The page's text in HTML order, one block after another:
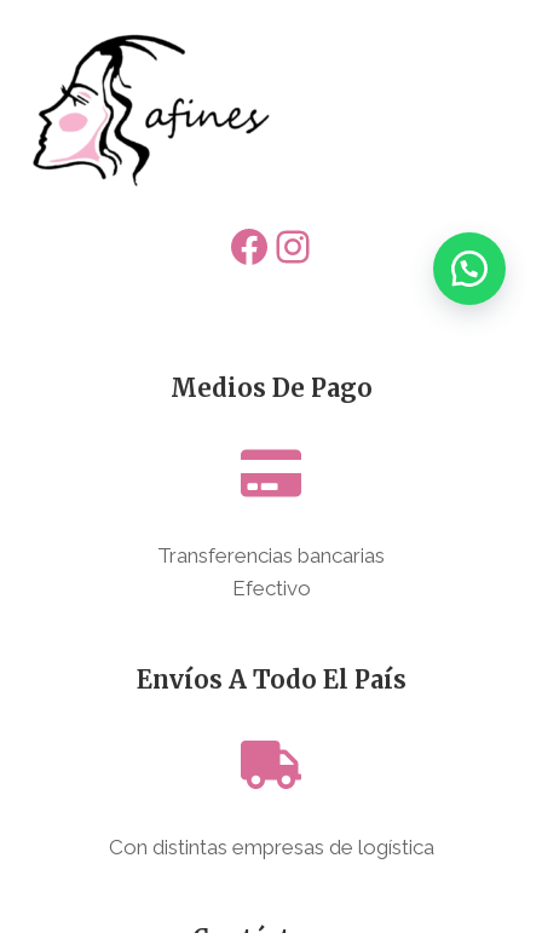
Facebook
Instagram
Medios De Pago
Transferencias bancarias
Efectivo
Envíos A Todo El País
Con distintas empresas de logística